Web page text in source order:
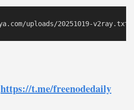
https://t.me/freenodedaily